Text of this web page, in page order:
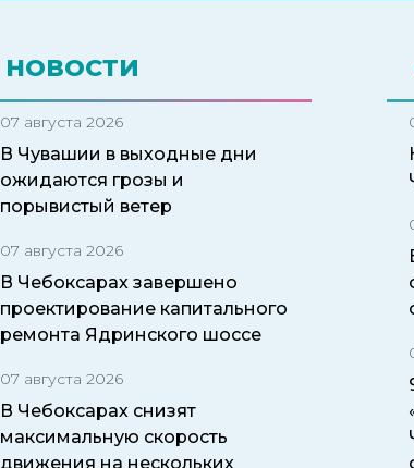
НОВОСТИ
07 августа 2026
В Чувашии в выходные дни
ожидаются грозы и
порывистый ветер
07 августа 2026
В Чебоксарах завершено
проектирование капитального
ремонта Ядринского шоссе
07 августа 2026
В Чебоксарах снизят
максимальную скорость
движения на нескольких